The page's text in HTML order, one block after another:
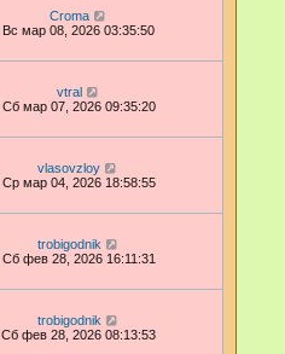
Croma
Вс мар 08, 2026 03:35:50
vtral
Сб мар 07, 2026 09:35:20
vlasovzloy
Ср мар 04, 2026 18:58:55
trobigodnik
Сб фев 28, 2026 16:11:31
trobigodnik
Сб фев 28, 2026 08:13:53